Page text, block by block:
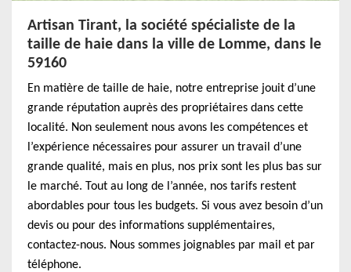
Artisan Tirant, la société spécialiste de la
taille de haie dans la ville de Lomme, dans le
59160
En matière de taille de haie, notre entreprise jouit d’une
grande réputation auprès des propriétaires dans cette
localité. Non seulement nous avons les compétences et
l’expérience nécessaires pour assurer un travail d’une
grande qualité, mais en plus, nos prix sont les plus bas sur
le marché. Tout au long de l’année, nos tarifs restent
abordables pour tous les budgets. Si vous avez besoin d’un
devis ou pour des informations supplémentaires,
contactez-nous. Nous sommes joignables par mail et par
téléphone.